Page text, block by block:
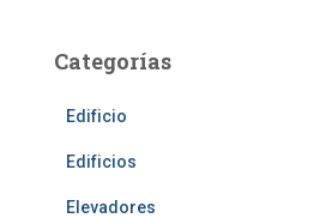
Categorías
Edificio
Edificios
Elevadores